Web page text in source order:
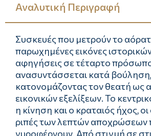
Αναλυτική Περιγραφή
Συσκευές που μετρούν το
παρωχημένες εικόνες
αφηγήσεις σε τέταρτο
ανασυντάσσεται κατά βούληση,
κατονομάζοντας τον θεατή ως
εικονικών εξελίξεων. Το
η κίνηση και ο κραταιός ήχος,
ριπές των λεπτών αποχρώσεων
γυροφέρνουν. Από στιγμή σε